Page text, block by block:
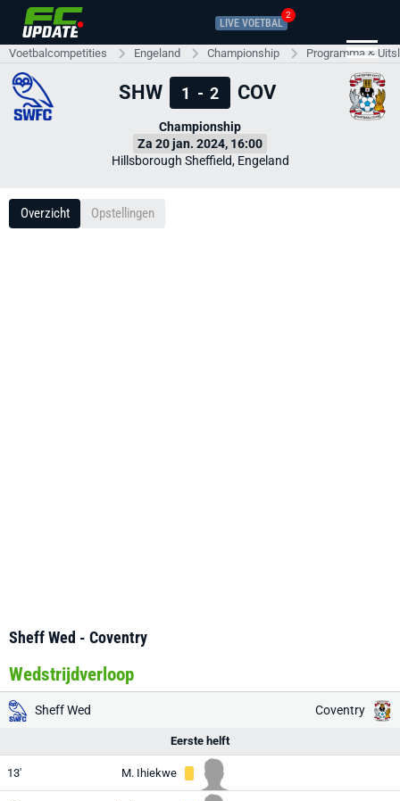
LIVE VOETBAL
2
Voetbalcompetities Engeland Championship Programma &
SHW 1 - 2 COV
Championship
Za 20 jan. 2024, 16:00
Hillsborough Sheffield, Engeland
Overzicht Opstellingen
Sheff Wed - Coventry
Wedstrijdverloop
Sheff Wed Coventry
Eerste helft
13' M. Ihiekwe